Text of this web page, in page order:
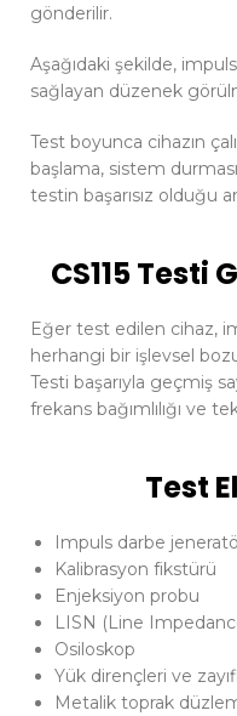
gönderilir.
Aşağıdaki şekilde,
sağlayan düzenek
Test boyunca cihazın
başlama, sistem
testin başarısız olduğu
CS115 Testi
Eğer test edilen cihaz,
herhangi bir işlevsel
Testi başarıyla geçmiş
frekans bağımlılığı ve
Test
Impuls darbe
Kalibrasyon fikstürü
Enjeksiyon probu
LISN (Line
Osiloskop
Yük dirençleri ve
Metalik toprak